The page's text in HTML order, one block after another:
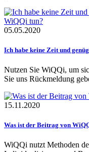
05.05.2020
Ich habe keine Zeit und
Nutzen Sie WiQQi, um
Sie uns Rückmeldung
15.11.2020
Was ist der Beitrag von
WiQQi nutzt Methoden